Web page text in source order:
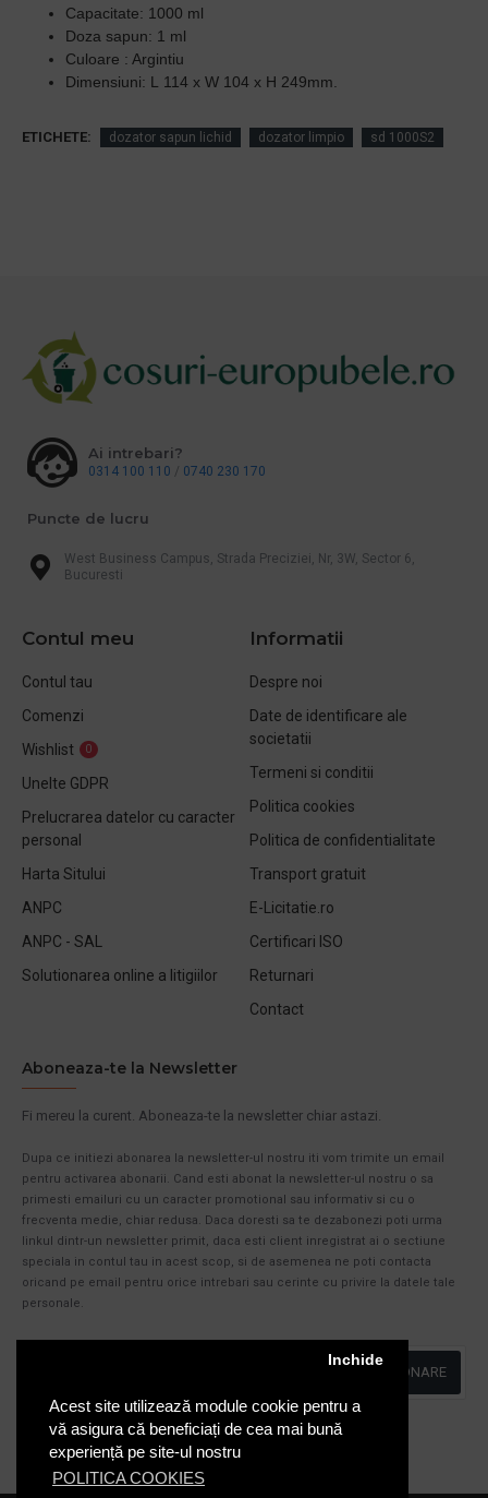
Acest site utilizează module cookie pentru a
vă asigura că beneficiați de cea mai bună
experiență pe site-ul nostru
POLITICA COOKIES
Inchide
Capacitate: 1000 ml
Doza sapun: 1 ml
Culoare : Argintiu
Dimensiuni: L 114 x W 104 x H 249mm.
ETICHETE: dozator sapun lichid dozator limpio sd 1000S2
Ai intrebari?
0314 100 110 / 0740 230 170
Puncte de lucru
West Business Campus, Strada Preciziei, Nr, 3W, Sector 6,
Bucuresti
Contul meu
Contul tau
Comenzi
Wishlist
0
Unelte GDPR
Prelucrarea datelor cu caracter
personal
Harta Sitului
ANPC
ANPC - SAL
Solutionarea online a litigiilor
Informatii
Despre noi
Date de identificare ale
societatii
Termeni si conditii
Politica cookies
Politica de confidentialitate
Transport gratuit
E-Licitatie.ro
Certificari ISO
Returnari
Contact
Aboneaza-te la Newsletter
Fi mereu la curent. Aboneaza-te la newsletter chiar astazi.
Dupa ce initiezi abonarea la newsletter-ul nostru iti vom trimite un email
pentru activarea abonarii. Cand esti abonat la newsletter-ul nostru o sa
primesti emailuri cu un caracter promotional sau informativ si cu o
frecventa medie, chiar redusa. Daca doresti sa te dezabonezi poti urma
linkul dintr-un newsletter primit, daca esti client inregistrat ai o sectiune
speciala in contul tau in acest scop, si de asemenea ne poti contacta
oricand pe email pentru orice intrebari sau cerinte cu privire la datele tale
personale.
ABONARE
Am citit şi sunt de acord cu Politica de Confidentialitate